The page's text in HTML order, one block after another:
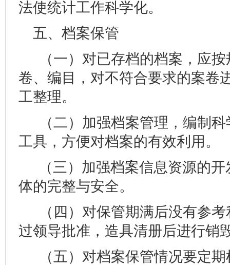
法使统计工作科学化。
五、档案保管
（一）对已存档的档案，应
卷、编目，对不符合要求的案卷
工整理。
（二）加强档案管理，编制
工具，方便对档案的有效利用。
（三）加强档案信息资源的
体的完整与安全。
（四）对保管期满后没有参
过领导批准，造具清册后进行销
（五）对档案保管情况要定